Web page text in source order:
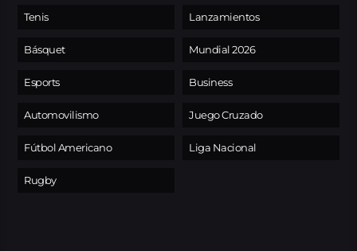
Tenis
Básquet
Esports
Automovilismo
Fútbol Americano
Rugby
Lanzamientos
Mundial 2026
Business
Juego Cruzado
Liga Nacional